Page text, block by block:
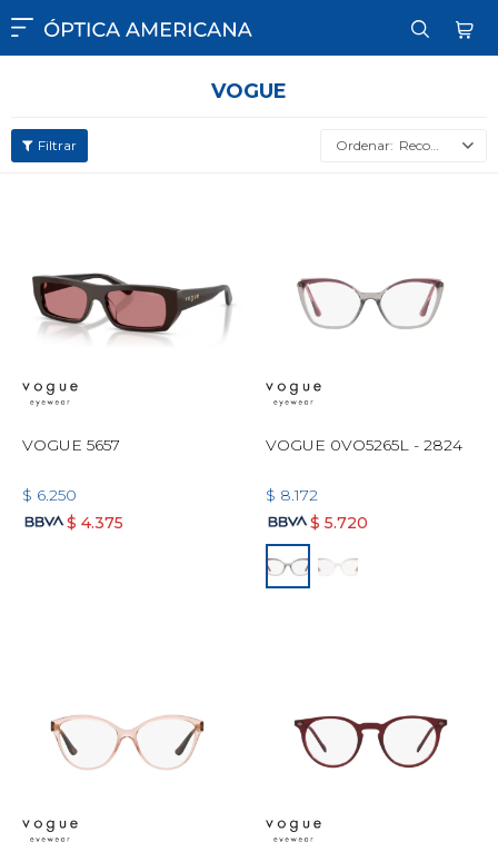

VOGUE
Recomendados
VOGUE 5657
$ 6.250
$ 4.375
VOGUE 0VO5265L - 2824
$ 8.172
$ 5.720